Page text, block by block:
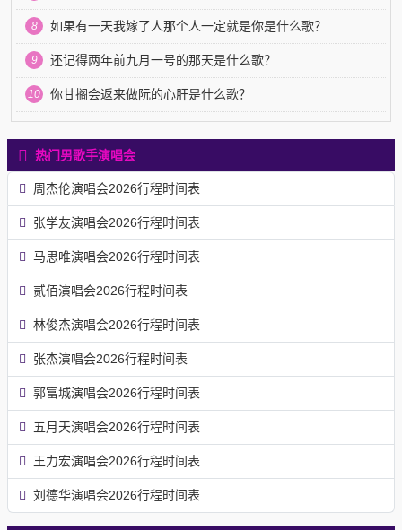
8 如果有一天我嫁了人那个人一定就是你是什么歌？
9 还记得两年前九月一号的那天是什么歌？
10 你甘搁会返来做阮的心肝是什么歌？
热门男歌手演唱会
周杰伦演唱会2026行程时间表
张学友演唱会2026行程时间表
马思唯演唱会2026行程时间表
贰佰演唱会2026行程时间表
林俊杰演唱会2026行程时间表
张杰演唱会2026行程时间表
郭富城演唱会2026行程时间表
五月天演唱会2026行程时间表
王力宏演唱会2026行程时间表
刘德华演唱会2026行程时间表